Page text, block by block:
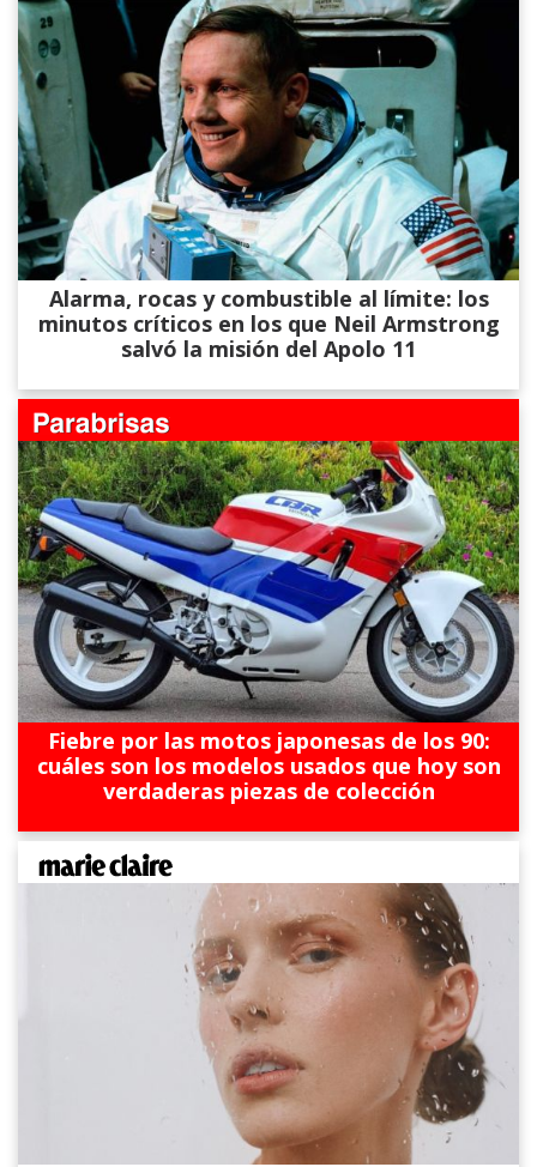
Alarma, rocas y combustible al límite: los
minutos críticos en los que Neil Armstrong
salvó la misión del Apolo 11
Fiebre por las motos japonesas de los 90:
cuáles son los modelos usados que hoy son
verdaderas piezas de colección